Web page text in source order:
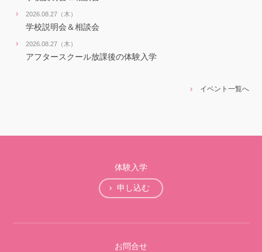
2026.08.27（木）
学校説明会＆相談会
2026.08.27（木）
アフタースクール放課後の体験入学
イベント一覧へ
体験入学
申し込む
お問合せ